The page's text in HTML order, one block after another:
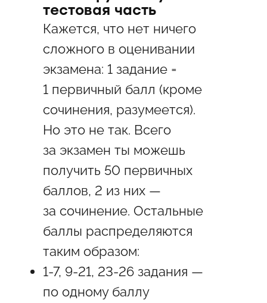
тестовая часть
Кажется, что нет ничего
сложного в оценивании
экзамена: 1 задание =
1 первичный балл (кроме
сочинения, разумеется).
Но это не так. Всего
за экзамен ты можешь
получить 50 первичных
баллов, 2 из них —
за сочинение. Остальные
баллы распределяются
таким образом:
1-7, 9-21, 23-26 задания —
по одному баллу